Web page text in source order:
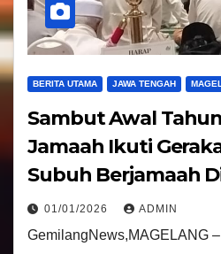
BERITA UTAMA JAWA TENGAH
Sambut Awal
Jamaah Ikuti
Subuh Berjamaah
01/01/2026 ADMIN
GemilangNews,MAGELANG